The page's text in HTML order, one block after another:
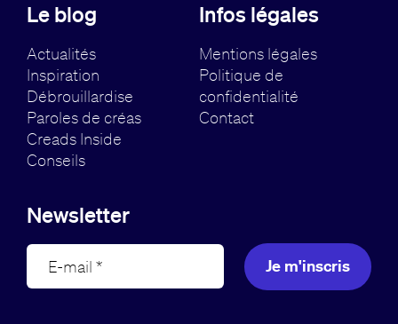
Le blog
Actualités
Inspiration
Débrouillardise
Paroles de créas
Creads Inside
Conseils
Infos légales
Mentions légales
Politique de
confidentialité
Contact
Newsletter
Je m'inscris